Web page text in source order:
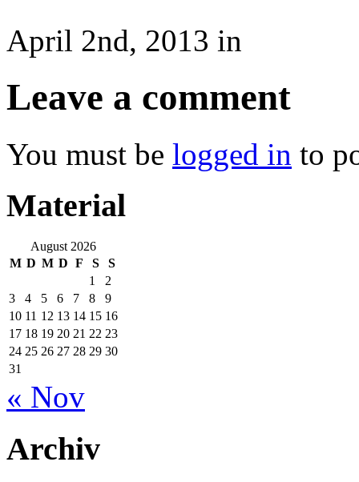
April 2nd, 2013 in
Leave a comment
You must be logged in to
Material
August 2026
M D M D F S
S
1
2
3
4 5 6 7 8
9
10 11 12 13 14 15 16
17 18 19 20 21 22 23
24 25 26 27 28 29 30
31
« Nov
Archiv